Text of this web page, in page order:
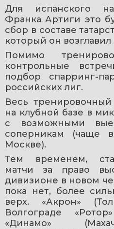
Для испанского
Франка Артиги это
сбор в составе
который он
Помимо
контрольные
подбор спарринг-
российских лиг.
Весь
на клубной базе в
с возможными
соперникам (чаще
Москве).
Тем временем,
матчи за право
дивизионе в новом
пока нет, более
верх. «Акрон»
Волгограде
«Динамо»